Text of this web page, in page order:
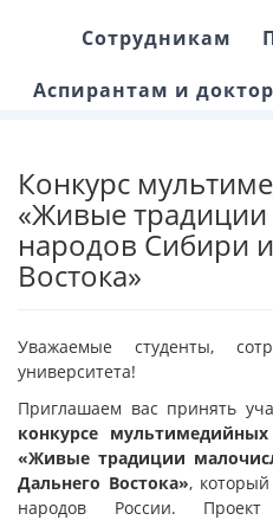
Сотрудникам
Аспирантам и
Конкурс
«Живые
народов Сибири
Востока»
Уважаемые студенты,
университета!
Приглашаем вас принять
конкурсе
«Живые традиции
Дальнего Востока»,
народов России. Проект